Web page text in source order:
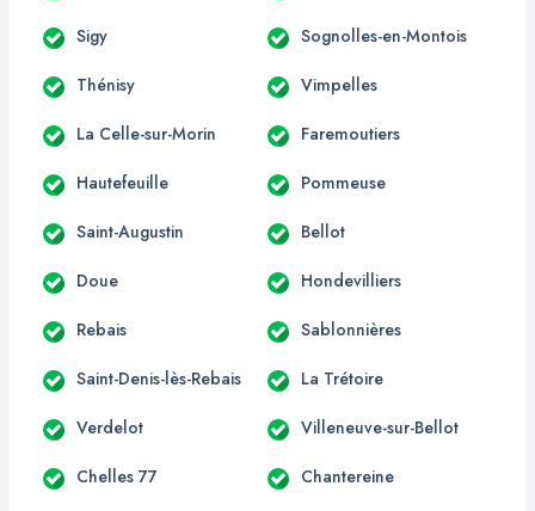
Sigy Sognolles-en-Montois
Thénisy Vimpelles
La Celle-sur-Morin Faremoutiers
Hautefeuille Pommeuse
Saint-Augustin Bellot
Doue Hondevilliers
Rebais Sablonnières
Saint-Denis-lès-Rebais La Trétoire
Verdelot Villeneuve-sur-Bellot
Chelles 77 Chantereine